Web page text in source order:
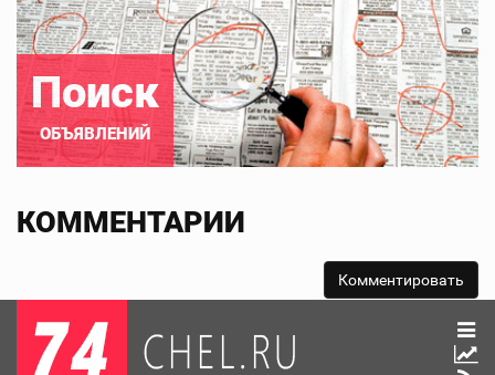
Поиск
ОБЪЯВЛЕНИЙ
КОММЕНТАРИИ